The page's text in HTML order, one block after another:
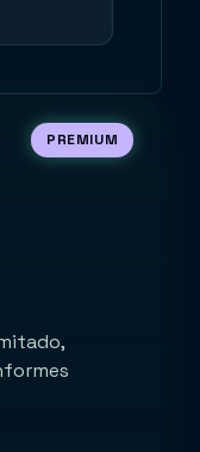
PREMIUM